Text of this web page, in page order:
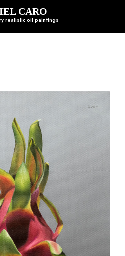
CARO
realistic oil paintings